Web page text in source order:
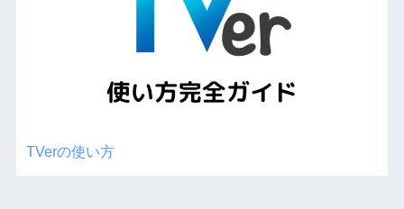
TVerの使い方